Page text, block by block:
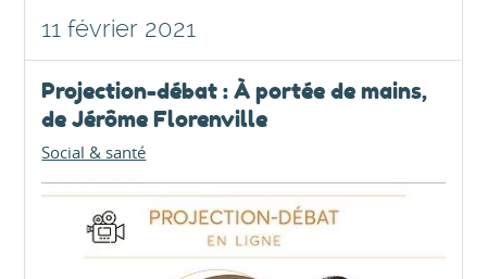
11 février 2021
Projection-débat : À portée de mains,
de Jérôme Florenville
Social & santé